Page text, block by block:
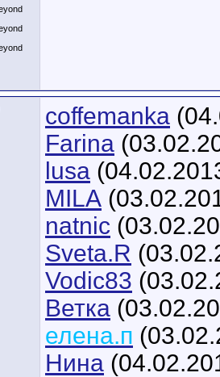
coffemanka
Farina
lusa
MILA
natnic
Sveta.R
Vodic83
Ветка
елена.п
Нина